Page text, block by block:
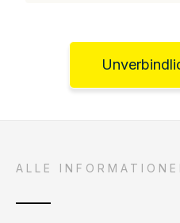
ALLE